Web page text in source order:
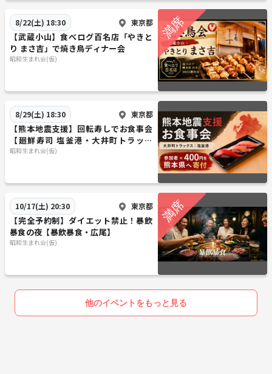
8/22(土) 18:30 東京都
【武蔵小山】食べログ百名店「やきと
り まさ吉」で焼き鳥ディナー会
昭和生まれ会(仮)
8/29(土) 18:30 東京都
【熊本地震支援】回転寿しでお食事会
【廻鮮寿司 塩釜港・大井町トラック
ス】
昭和生まれ会(仮)
10/17(土) 20:30 東京都
【完全予約制】ダイエット禁止！暴飲
暴食の夜【暴飲暴食・広尾】
昭和生まれ会(仮)
他のイベントをもっと見る